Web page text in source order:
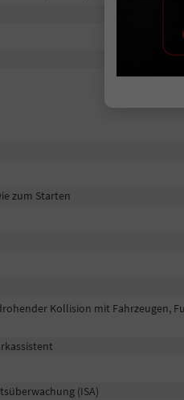
zum Starten
Kollision mit Fahrzeugen,
(ISA)